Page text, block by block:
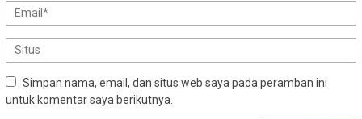
Simpan nama, email, dan situs web saya pada peramban ini
untuk komentar saya berikutnya.